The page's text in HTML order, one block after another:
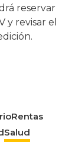
reservar
y revisar el
Rentas
Salud